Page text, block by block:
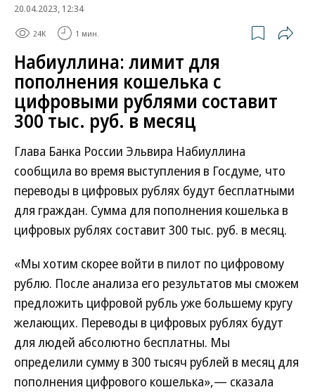
20.04.2023, 12:34
24K 1 мин.
Набиуллина: лимит для
пополнения кошелька с
цифровыми рублями составит
300 тыс. руб. в месяц
Глава Банка России Эльвира Набиуллина
сообщила во время выступления в Госдуме, что
переводы в цифровых рублях будут бесплатными
для граждан. Сумма для пополнения кошелька в
цифровых рублях составит 300 тыс. руб. в месяц.
«Мы хотим скорее войти в пилот по цифровому
рублю. После анализа его результатов мы сможем
предложить цифровой рубль уже большему кругу
желающих. Переводы в цифровых рублях будут
для людей абсолютно бесплатны. Мы
определили сумму в 300 тысяч рублей в месяц для
пополнения цифрового кошелька»,— сказала